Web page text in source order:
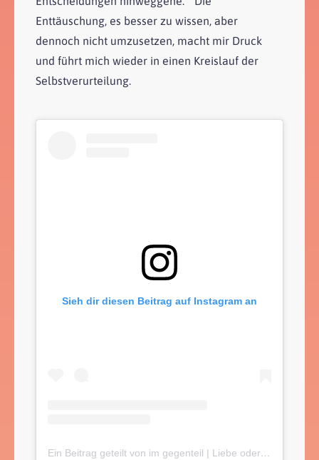
Enttäuschung, es besser zu wissen, aber
dennoch nicht umzusetzen, macht mir Druck
und führt mich wieder in einen Kreislauf der
Selbstverurteilung.
Sieh dir diesen Beitrag auf Instagram an
Ein Beitrag geteilt von im gegenteil | Liebe oder was? (@imgegenteil)